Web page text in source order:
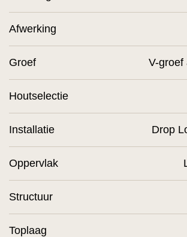
Afwerking
Groef V-groef
Houtselectie
Installatie Drop
Oppervlak
Structuur
Toplaag